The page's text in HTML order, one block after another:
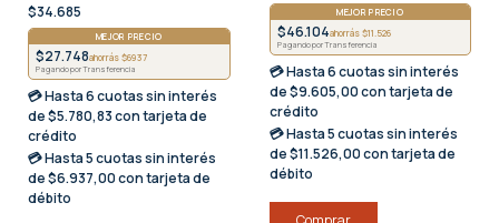
$34.685
MEJOR PRECIO
$27.748ahorrás $6937
Pagando por Transferencia
💳 Hasta6 cuotas sin interés
de $5.780,83 con tarjeta de
crédito
💳 Hasta5 cuotas sin interés
de $6.937,00 con tarjeta de
débito
MEJOR PRECIO
$46.104ahorrás $11.526
Pagando por Transferencia
💳 Hasta6 cuotas sin interés
de $9.605,00 con tarjeta de
crédito
💳 Hasta5 cuotas sin interés
de $11.526,00 con tarjeta de
débito